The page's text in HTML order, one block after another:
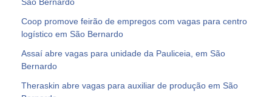
São Bernardo
Coop promove feirão de empregos com vagas para centro
logístico em São Bernardo
Assaí abre vagas para unidade da Pauliceia, em São
Bernardo
Theraskin abre vagas para auxiliar de produção em São